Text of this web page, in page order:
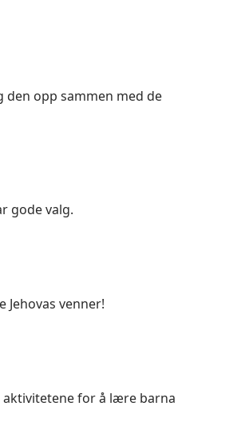
den opp sammen med de
gode valg.
venner!
aktivitetene for å lære barna